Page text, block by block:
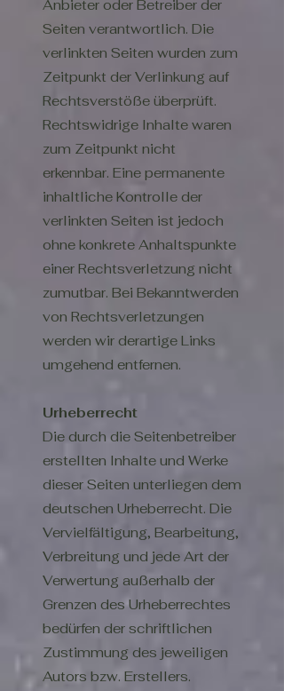
Anbieter oder Betreiber der
Seiten verantwortlich. Die
verlinkten Seiten wurden zum
Zeitpunkt der Verlinkung auf
Rechtsverstöße überprüft.
Rechtswidrige Inhalte waren
zum Zeitpunkt nicht
erkennbar. Eine permanente
inhaltliche Kontrolle der
verlinkten Seiten ist jedoch
ohne konkrete Anhaltspunkte
einer Rechtsverletzung nicht
zumutbar. Bei Bekanntwerden
von Rechtsverletzungen
werden wir derartige Links
umgehend entfernen.
Urheberrecht
Die durch die Seitenbetreiber
erstellten Inhalte und Werke
dieser Seiten unterliegen dem
deutschen Urheberrecht. Die
Vervielfältigung, Bearbeitung,
Verbreitung und jede Art der
Verwertung außerhalb der
Grenzen des Urheberrechtes
bedürfen der schriftlichen
Zustimmung des jeweiligen
Autors bzw. Erstellers.